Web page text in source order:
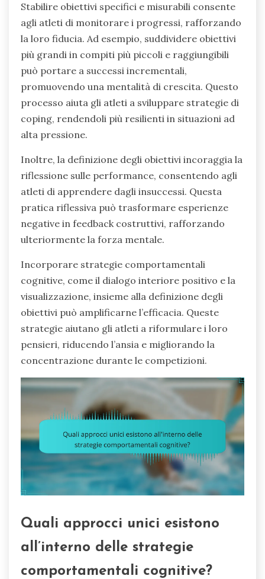
Stabilire obiettivi specifici e misurabili consente
agli atleti di monitorare i progressi, rafforzando
la loro fiducia. Ad esempio, suddividere obiettivi
più grandi in compiti più piccoli e raggiungibili
può portare a successi incrementali,
promuovendo una mentalità di crescita. Questo
processo aiuta gli atleti a sviluppare strategie di
coping, rendendoli più resilienti in situazioni ad
alta pressione.
Inoltre, la definizione degli obiettivi incoraggia la
riflessione sulle performance, consentendo agli
atleti di apprendere dagli insuccessi. Questa
pratica riflessiva può trasformare esperienze
negative in feedback costruttivi, rafforzando
ulteriormente la forza mentale.
Incorporare strategie comportamentali
cognitive, come il dialogo interiore positivo e la
visualizzazione, insieme alla definizione degli
obiettivi può amplificarne l’efficacia. Queste
strategie aiutano gli atleti a riformulare i loro
pensieri, riducendo l’ansia e migliorando la
concentrazione durante le competizioni.
Quali approcci unici esistono
all’interno delle strategie
comportamentali cognitive?